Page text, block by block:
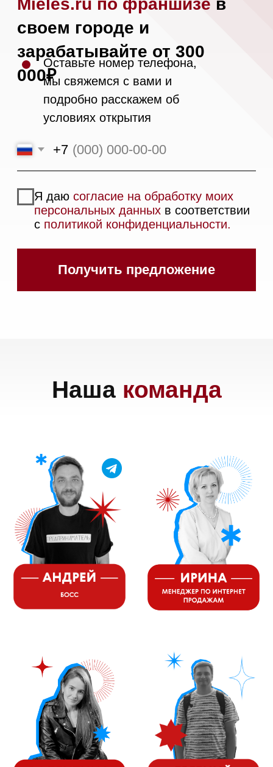
Духовые шкафы
Духовые шкафы с СВЧ
Вытяжки настенные
Вытяжки встраиваемые
кофемашины
Профессиональная
техника
Франшиза
Статьи
Дизайнерам и архитекторам
Инвестиции
Оплата при получении
Возврат и обмен
Винные холодильники
Trade-In
Подарочные сертификаты
ИП Осанов Андрей Васильевич
ИНН 780532423092
ОГРНИП 320784700155889
Р/с 40802810701500116757
В ТОЧКА ПАО БАНКА "ФК
ОТКРЫТИЕ"
Mieles - поставщик
бытовой техники Miele